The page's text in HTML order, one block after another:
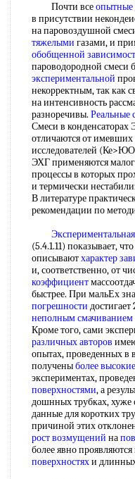
Почти всеопытные
в присутствии
на паровоздушной
тяжелыми газами, и
обобщенной
пароводородной смеси
экспериментальной
некорректным, так как
на интенсивность
разноречивы. Реальные
Смеси в конденсаторах
отличаются от
исследователей
ЭХГ применяются
процессы в которых
и термически
В литературе
рекомендации по
(5.4.1.11) показывает,
описываютхарактер
и, соответственно, от
коэффициент
быстрее. При мальЕх
погрешности
неполным смачиванием
Кроме того, сами
различных авторов
опытах, проведенных в
полученыболее высокие
экспериментах,
поверхностями, а
дошнных трубках, хуже
данные для коротких
причиной этих
рост возмущений на
более явно проявляются
поверхностяхи